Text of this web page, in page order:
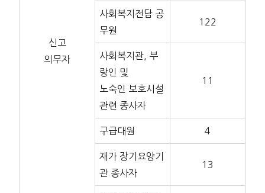
신고
의무자
사회복지전담 공
무원
122
사회복지관, 부
랑인 및
노숙인 보호시설
관련 종사자
11
구급대원 4
재가 장기요양기
관 종사자
13